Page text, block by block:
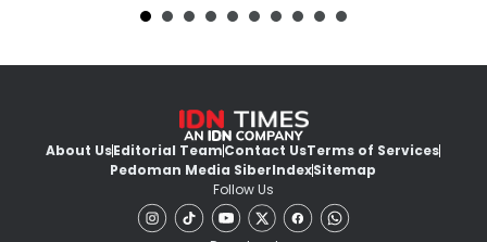
About UsEditorial TeamContact UsTerms of Services
Pedoman Media SiberIndexSitemap
Follow Us